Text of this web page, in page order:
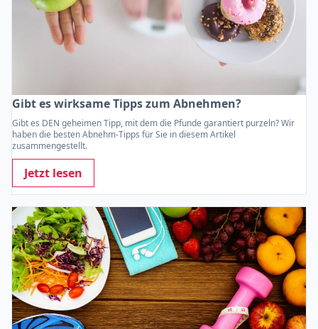
Gibt es wirksame Tipps zum Abnehmen?
Gibt es DEN geheimen Tipp, mit dem die Pfunde garantiert purzeln? Wir
haben die besten Abnehm-Tipps für Sie in diesem Artikel
zusammengestellt.
Jetzt lesen